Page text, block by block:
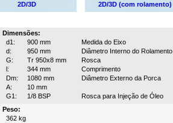
2D/3D
2D/3D (com rolamento)
Dimensões:
d1:
900 mm
Medida do Eixo
d:
950 mm
Diâmetro Interno do Rolamento
G:
Tr 950x8 mm
Rosca
l:
344 mm
Comprimento
Dm:
1080 mm
Diâmetro Externo da Porca
A:
10 mm
G1:
1/8 BSP
Rosca para Injeção de Óleo
Peso:
362 kg